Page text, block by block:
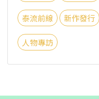
泰流前線 新作發行
人物專訪